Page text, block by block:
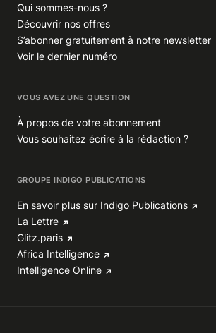
Qui sommes-nous ?
Découvrir nos offres
S’abonner gratuitement à notre newsletter
Voir le dernier numéro
VOUS AVEZ UNE QUESTION
À propos de votre abonnement
Vous souhaitez écrire à la rédaction ?
GROUPE INDIGO PUBLICATIONS
En savoir plus sur Indigo Publications
La Lettre
Glitz.paris
Africa Intelligence
Intelligence Online